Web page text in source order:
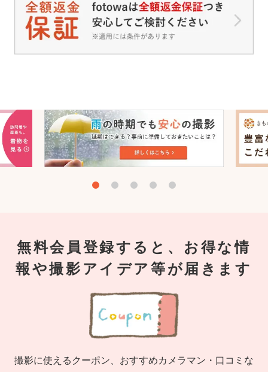
無料会員登録すると、お得な情
報や撮影アイデア等が届きます
撮影に使えるクーポン、おすすめカメラマン・口コミな